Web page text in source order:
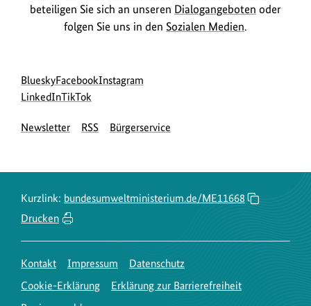
beteiligen Sie sich an unseren Dialogangeboten oder
folgen Sie uns in den Sozialen Medien.
Social
Media
Blueskyzur
Bluesky-
des
Facebookzur
des
Instagram
des
LinkedInzur
Seite
zur
Seite
TikTok
Newsletter RSS Bürgerservice
Kurzlink: bundesumweltministerium.de/ME11668
Drucken
Kontakt Impressum
Datenschutz
Cookie-Erklärung
Erklärung zur Barrierefreiheit